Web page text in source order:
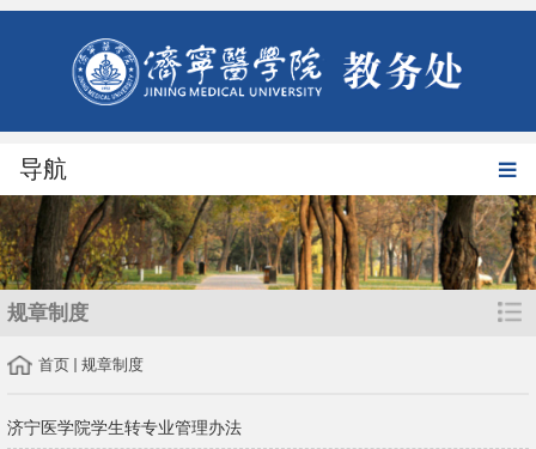
导航
规章制度
首页 规章制度
济宁医学院学生转专业管理办法